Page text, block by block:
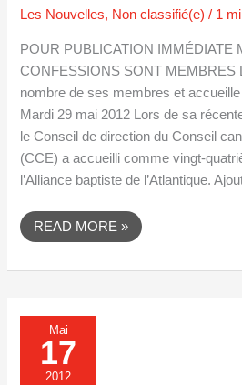
Les Nouvelles, Non classifié(e) / 1
POUR PUBLICATION IMMÉDIATE
CONFESSIONS SONT MEMBRES
nombre de ses membres et
Mardi 29 mai 2012 Lors de sa
le Conseil de direction du Conseil
(CCE) a accueilli comme vingt-
l’Alliance baptiste de l’Atlantique.
READ MORE »
Mai
17
2012
DE
PRIÈRE
PUBLIQUE
AVEC